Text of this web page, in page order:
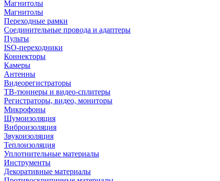
Магнитолы
Магнитолы
Переходные рамки
Соединительные провода и адаптеры
Пульты
ISO-переходники
Коннекторы
Камеры
Антенны
Видеорегистраторы
ТВ-тюннеры и видео-сплитеры
Регистраторы, видео, мониторы
Микрофоны
Шумоизоляция
Виброизоляция
Звукоизоляция
Теплоизоляция
Уплотнительные материалы
Инструменты
Декоративные материалы